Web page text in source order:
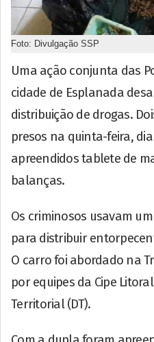
Foto: Divulgação SSP
Uma ação conjunta das
cidade de Esplanada
distribuição de drogas.
presos na quinta-feira,
apreendidos tablete de
balanças.
Os criminosos usavam
para distribuir
O carro foi abordado na
por equipes da Cipe
Territorial (DT).